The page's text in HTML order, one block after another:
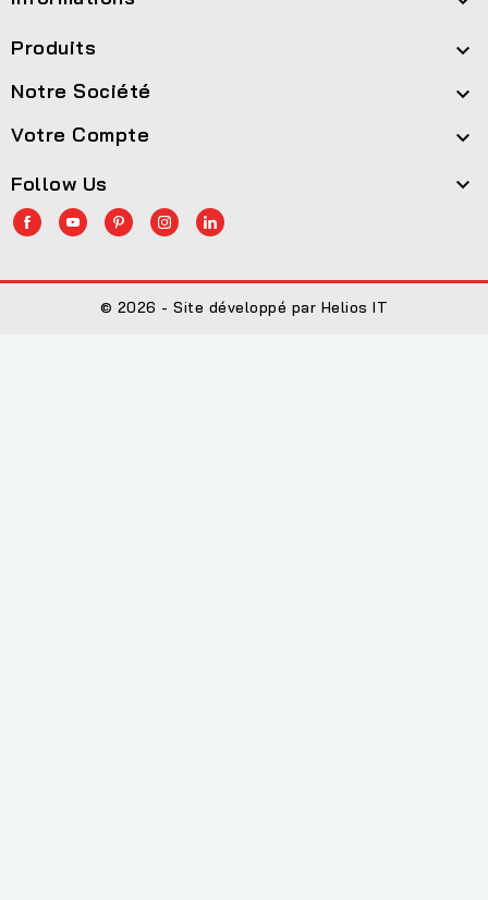
Produits 
Notre Société 
Votre Compte 
Follow Us 
© 2026 - Site développé par Helios IT